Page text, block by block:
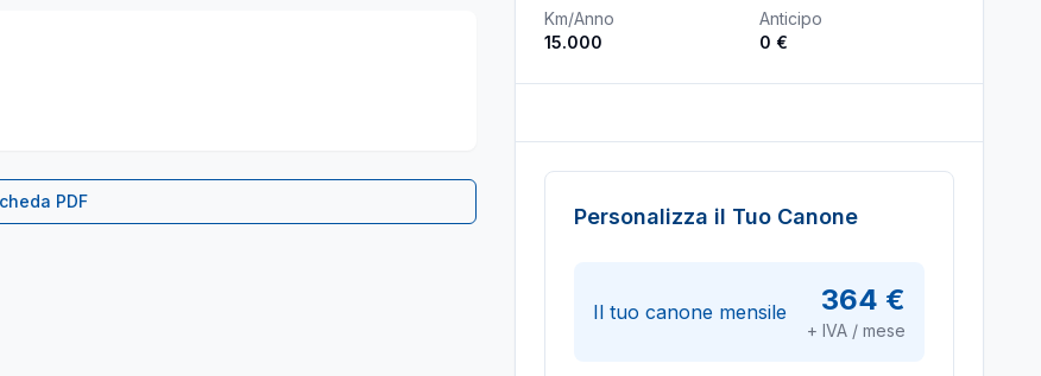
PDF
Km/Anno
15.000
Anticipo
0 €
Personalizza il Tuo Canone
Il tuo canone mensile 364 €
+ IVA / mese